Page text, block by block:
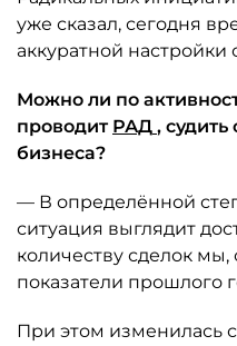
уже сказал, сегодня
аккуратной
Можно ли по
проводит РАД , судить
бизнеса?
— В определённой
ситуация выглядит
количеству сделок
показатели прошлого
При этом изменилась